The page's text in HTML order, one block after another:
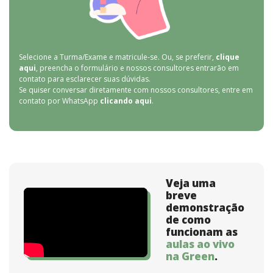
Selecione a Turma/Exame e matricule-se. Ou, se preferir, clique
aqui, preencha o formulário e nossos consultores entrarão em
contato para esclarecer suas dúvidas.
Se quiser conversar diretamente com nossos consultores, entre em
contato por WhatsApp clicando aqui.
Veja uma
breve
demonstração
de como
funcionam as
aulas ao vivo
na Green.